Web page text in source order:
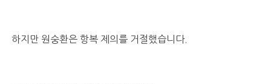
하지만 원숭환은 항복 제의를 거절했습니다.